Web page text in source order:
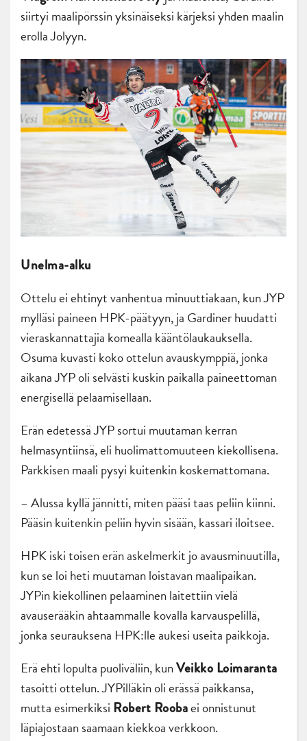
siirtyi maalipörssin yksinäiseksi kärjeksi yhden maalin
erolla Jolyyn.
Unelma-alku
Ottelu ei ehtinyt vanhentua minuuttiakaan, kun JYP
mylläsi paineen HPK-päätyyn, ja Gardiner huudatti
vieraskannattajia komealla kääntölaukauksella.
Osuma kuvasti koko ottelun avauskymppiä, jonka
aikana JYP oli selvästi kuskin paikalla paineettoman
energisellä pelaamisellaan.
Erän edetessä JYP sortui muutaman kerran
helmasyntiinsä, eli huolimattomuuteen kiekollisena.
Parkkisen maali pysyi kuitenkin koskemattomana.
– Alussa kyllä jännitti, miten pääsi taas peliin kiinni.
Pääsin kuitenkin peliin hyvin sisään, kassari iloitsee.
HPK iski toisen erän askelmerkit jo avausminuutilla,
kun se loi heti muutaman loistavan maalipaikan.
JYPin kiekollinen pelaaminen laitettiin vielä
avauserääkin ahtaammalle kovalla karvauspelillä,
jonka seurauksena HPK:lle aukesi useita paikkoja.
Erä ehti lopulta puoliväliin, kunVeikko Loimaranta
tasoitti ottelun. JYPilläkin oli erässä paikkansa,
mutta esimerkiksi Robert Roobaei onnistunut
läpiajostaan saamaan kiekkoa verkkoon.